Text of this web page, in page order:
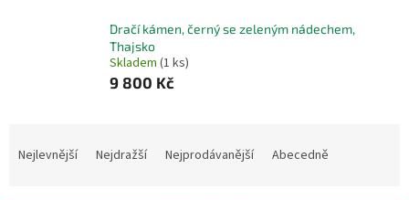
Dračí kámen, černý se zeleným nádechem,
Thajsko
Skladem (1 ks)
9 800 Kč
Nejlevnější Nejdražší Nejprodávanější Abecedně